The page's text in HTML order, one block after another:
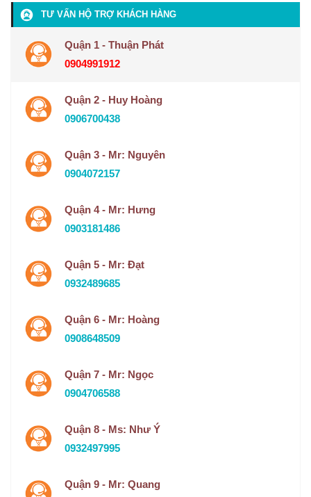
TƯ VẤN HỘ TRỢ KHÁCH HÀNG
Quận 1 - Thuận Phát
0904991912
Quận 2 - Huy Hoàng
0906700438
Quận 3 - Mr: Nguyên
0904072157
Quận 4 - Mr: Hưng
0903181486
Quận 5 - Mr: Đạt
0932489685
Quận 6 - Mr: Hoàng
0908648509
Quận 7 - Mr: Ngọc
0904706588
Quận 8 - Ms: Như Ý
0932497995
Quận 9 - Mr: Quang